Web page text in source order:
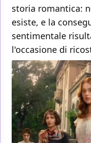
storia romantica:
esiste, e la
sentimentale
l'occasione di